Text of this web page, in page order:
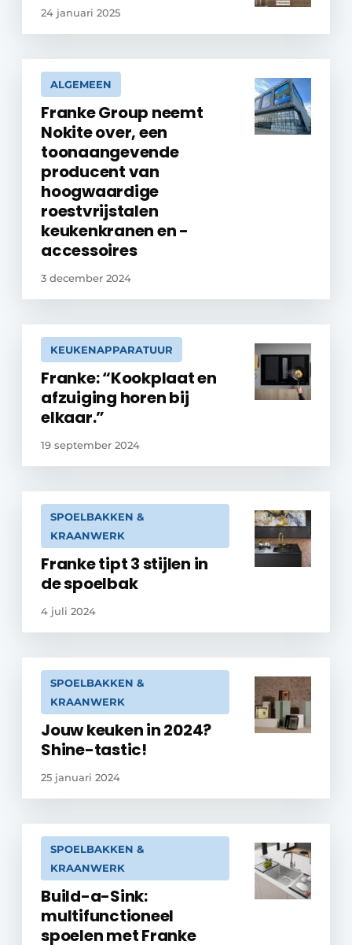
24 januari 2025
ALGEMEEN
Franke Group neemt
Nokite over, een
toonaangevende
producent van
hoogwaardige
roestvrijstalen
keukenkranen en -
accessoires
3 december 2024
KEUKENAPPARATUUR
Franke: “Kookplaat en
afzuiging horen bij
elkaar.”
19 september 2024
SPOELBAKKEN &
KRAANWERK
Franke tipt 3 stijlen in
de spoelbak
4 juli 2024
SPOELBAKKEN &
KRAANWERK
Jouw keuken in 2024?
Shine-tastic!
25 januari 2024
SPOELBAKKEN &
KRAANWERK
Build-a-Sink:
multifunctioneel
spoelen met Franke